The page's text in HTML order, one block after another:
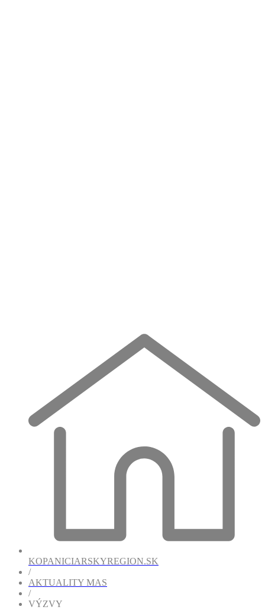
KOPANICIARSKYREGION.SK
/
AKTUALITY MAS
/
VÝZVY